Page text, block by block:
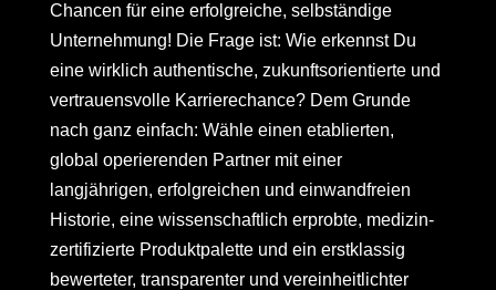
Chancen für eine erfolgreiche, selbständige
Unternehmung! Die Frage ist: Wie erkennst Du
eine wirklich authentische, zukunftsorientierte und
vertrauensvolle Karrierechance? Dem Grunde
nach ganz einfach: Wähle einen etablierten,
global operierenden Partner mit einer
langjährigen, erfolgreichen und einwandfreien
Historie, eine wissenschaftlich erprobte, medizin-
zertifizierte Produktpalette und ein erstklassig
bewerteter, transparenter und vereinheitlichter